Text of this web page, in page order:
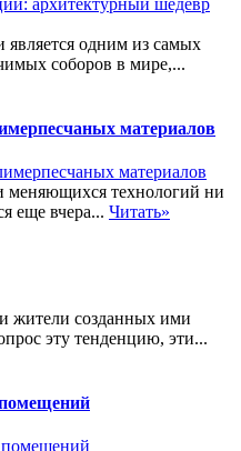
одним из самых
соборов в мире,...
материалов
меняющихся технологий ни
еще вчера... Читать»
жители созданных ими
эту тенденцию, эти...